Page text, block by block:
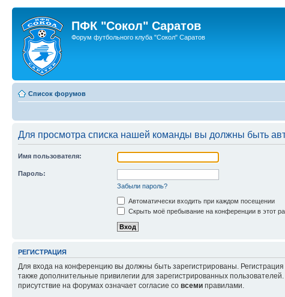
ПФК "Сокол" Саратов
Форум футбольного клуба "Сокол" Саратов
Список форумов
Для просмотра списка нашей команды вы должны быть
Имя пользователя:
Пароль:
Забыли пароль?
Автоматически входить при каждом посещении
Скрыть моё пребывание на конференции в этот
РЕГИСТРАЦИЯ
Для входа на конференцию вы должны быть зарегистрированы.
также дополнительные привилегии для зарегистрированных
присутствие на форумах означает согласие со всеми правилами.